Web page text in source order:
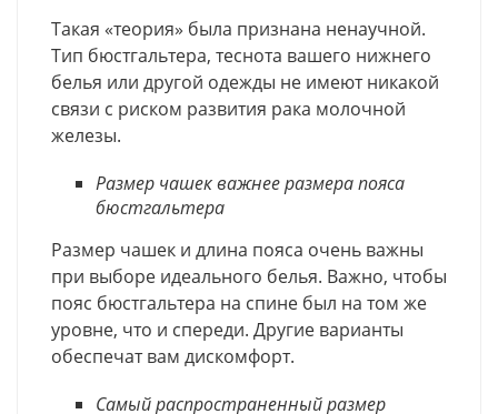
Такая «теория» была признана ненаучной.
Тип бюстгальтера, теснота вашего нижнего
белья или другой одежды не имеют никакой
связи с риском развития рака молочной
железы.
Размер чашек важнее размера пояса
бюстгальтера
Размер чашек и длина пояса очень важны
при выборе идеального белья. Важно, чтобы
пояс бюстгальтера на спине был на том же
уровне, что и спереди. Другие варианты
обеспечат вам дискомфорт.
Самый распространенный размер